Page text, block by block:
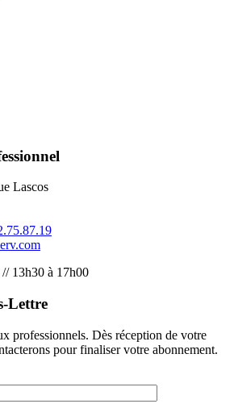
Lascos
13h30 à 17h00
Lettre
professionnels. Dès réception de votre
pour finaliser votre abonnement.